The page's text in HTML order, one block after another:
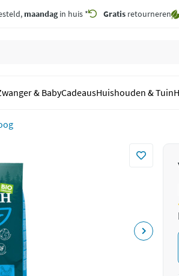
maandagin huis * Gratis retourneren
& BabyCadeausHuishouden & Tuin